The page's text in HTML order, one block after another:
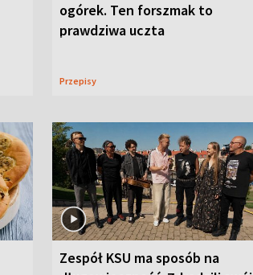
ogórek. Ten forszmak to
prawdziwa uczta
Przepisy
Zespół KSU ma sposób na